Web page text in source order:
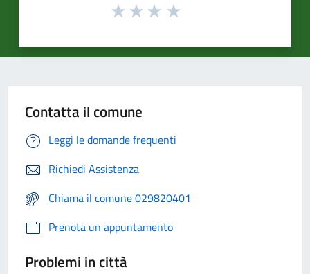
Contatta il comune
Leggi le domande frequenti
Richiedi Assistenza
Chiama il comune 029820401
Prenota un appuntamento
Problemi in città